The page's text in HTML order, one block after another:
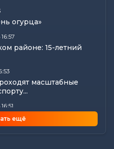
огурца»
районе: 15-летний
масштабные
районе:
ещё